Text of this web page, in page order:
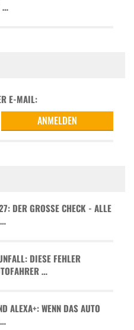
…
E-MAIL:
DER GROSSE CHECK - ALLE D
DIESE FEHLER
…
ALEXA+: WENN DAS AUTO